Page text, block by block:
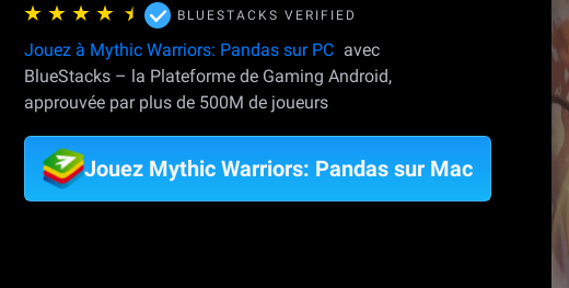
BLUESTACKS VERIFIED
Jouez à Mythic Warriors: Pandas sur PC avec
BlueStacks – la Plateforme de Gaming Android,
approuvée par plus de 500M de joueurs
Jouez Mythic Warriors: Pandas sur Mac